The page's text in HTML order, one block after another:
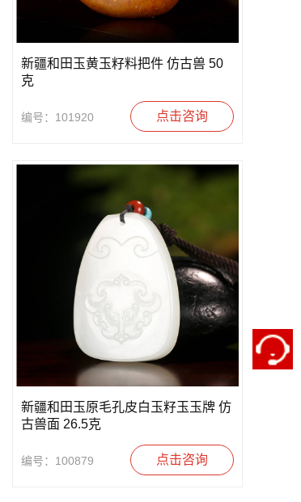
新疆和田玉黄玉籽料把件 仿古兽 50
克
编号：101920 点击咨询
新疆和田玉原毛孔皮白玉籽玉玉牌 仿
古兽面 26.5克
编号：100879 点击咨询